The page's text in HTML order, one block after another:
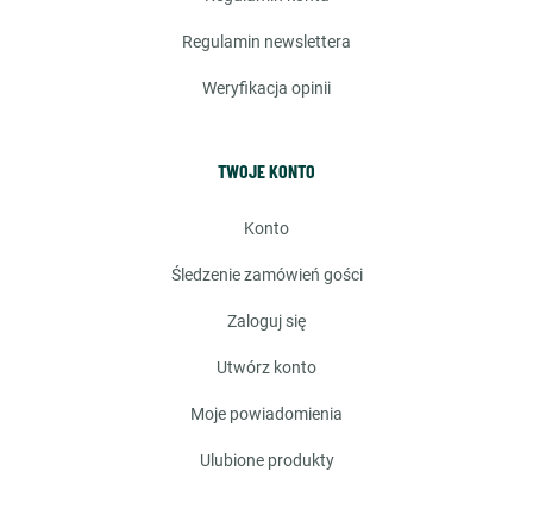
regulamin newslettera
weryfikacja opinii
TWOJE KONTO
konto
śledzenie zamówień gości
zaloguj się
utwórz konto
moje powiadomienia
ulubione produkty